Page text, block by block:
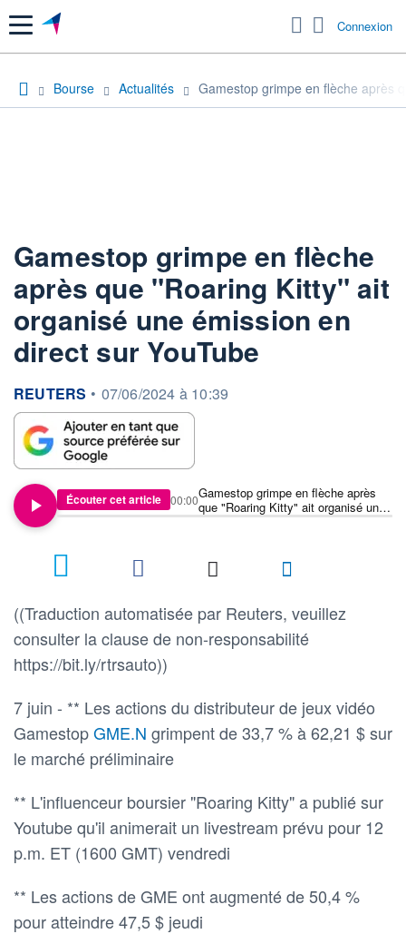
Menu Connexion
Bourse Actualités Gamestop grimpe en flèche après
Gamestop grimpe en flèche
après que "Roaring Kitty" ait
organisé une émission en
direct sur YouTube
information fournie par
REUTERS • 07/06/2024 à 10:39
Écouter cet article
Gamestop grimpe en flèche après
que "Roaring Kitty" ait organisé une
émission en direct sur YouTube
00:00
((Traduction automatisée par Reuters, veuillez
consulter la clause de non-responsabilité
https://bit.ly/rtrsauto))
7 juin - ** Les actions du distributeur de jeux vidéo
GamestopGME.N grimpent de 33,7 % à 62,21 $ sur
le marché préliminaire
** L'influenceur boursier "Roaring Kitty" a publié sur
Youtube qu'il animerait un livestream prévu pour 12
p.m. ET (1600 GMT) vendredi
** Les actions de GME ont augmenté de 50,4 %
pour atteindre 47,5 $ jeudi